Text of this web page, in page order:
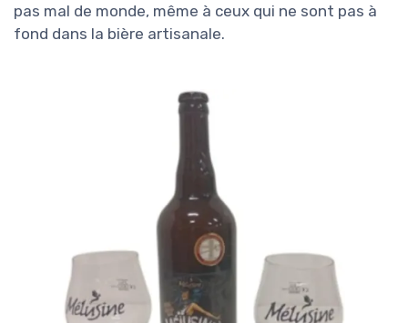
pas mal de monde, même à ceux qui ne sont pas à
fond dans la bière artisanale.